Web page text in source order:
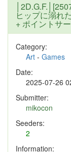
ヒップに溺れ
+ ポイントサ
Category:
Art - Games
Date:
2025-07-26
Submitter:
mikocon
Seeders:
2
Information: